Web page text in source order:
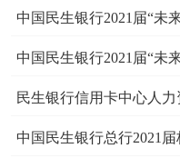
中国民生银行总行2021